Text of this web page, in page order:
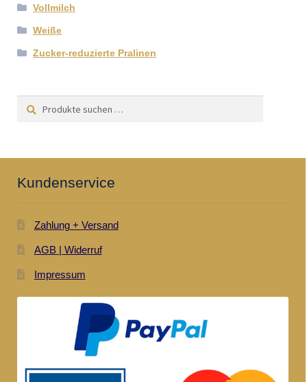
Vollmilch
Weiße
Zucker-reduzierte Pralinen
Suchen
Suchen
Kundenservice
Zahlung + Versand
AGB | Widerruf
Impressum